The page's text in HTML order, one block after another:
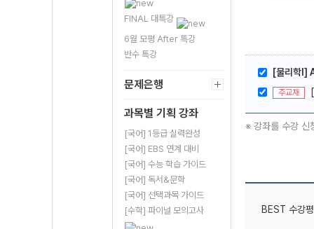
FINAL 대특강
6월 모평 After 특강
반수 특강
문제은행
과목별 기획 강좌
[국어] 1등급 실력완성
[국어] EBS 연계 대비
[국어] 수능 학습 가이드
[국어] 독서&문학
[국어] 선택과목 가이드
[수학] 파이널 모의고사
[물리학l]
주교재
※ 강좌를 수강 신
BEST 수강평